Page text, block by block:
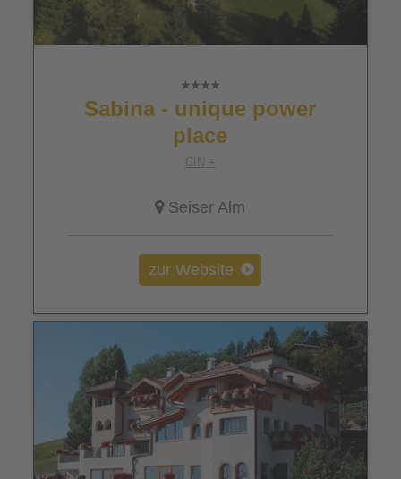
Sabina - unique power
place
CIN +
Seiser Alm
zur Website